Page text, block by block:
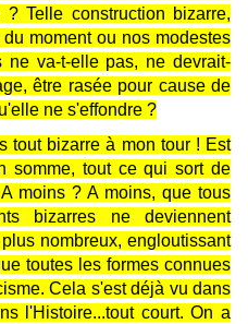
Telle construction bizarre,
moment ou nos modestes
ne va-t-elle pas, ne devrait-
être rasée pour cause de
ne s'effondre ?
tout bizarre à mon tour ! Est
somme, tout ce qui sort de
moins ? A moins, que tous
bizarres ne deviennent
nombreux, engloutissant
toutes les formes connues
Cela s'est déjà vu dans
l'Histoire...tout court. On a